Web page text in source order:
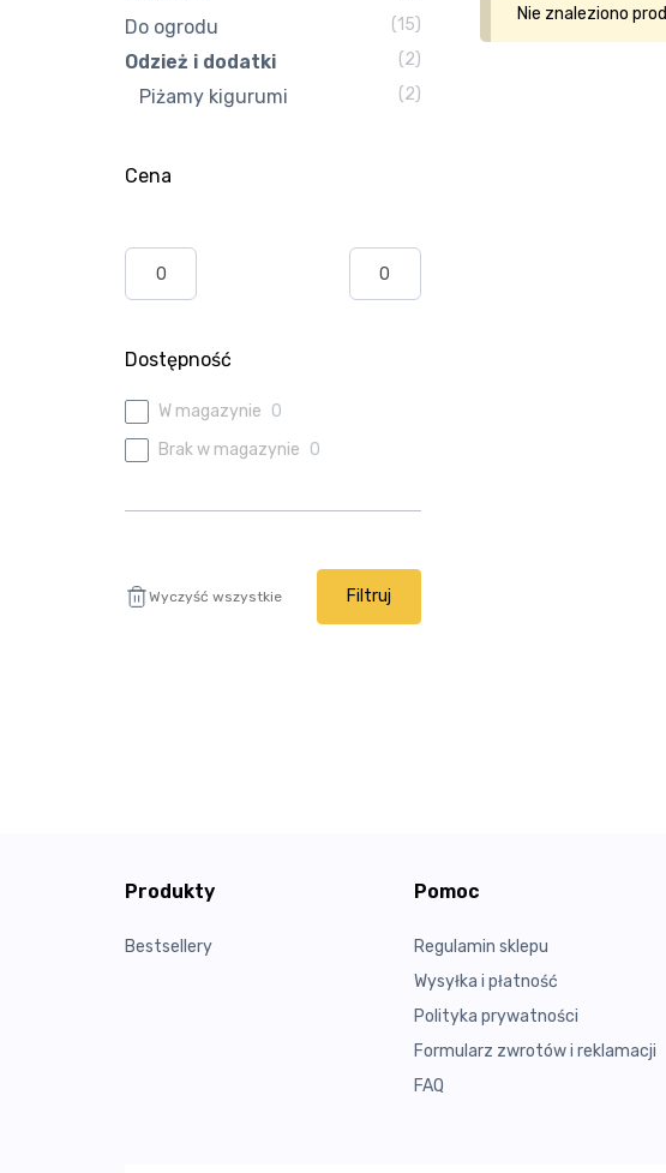
Nie znaleziono
Do ogrodu (15)
Odzież i dodatki (2)
Piżamy kigurumi (2)
Cena
Dostępność
W magazynie 0
Brak w magazynie 0
Filtruj
Wyczyść wszystkie
Produkty
Bestsellery
Pomoc
Regulamin sklepu
Wysyłka i płatność
Polityka prywatności
Formularz zwrotów i reklamacji
FAQ